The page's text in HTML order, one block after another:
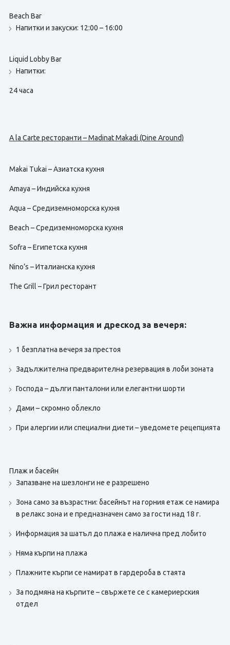
Beach Bar
Напитки и закуски: 12:00 – 16:00
Liquid Lobby Bar
Напитки:
24 часа
А la Carte ресторанти – Madinat Makadi (Dine Around)
Makai Tukai – Азиатска кухня
Amaya – Индийска кухня
Aqua – Средиземноморска кухня
Beach – Средиземноморска кухня
Sofra – Египетска кухня
Nino’s – Италианска кухня
The Grill – Грил ресторант
Важна информация и дрескод за вечеря:
1 безплатна вечеря за престоя
Задължителна предварителна резервация в лоби зоната
Господа – дълги панталони или елегантни шорти
Дами – скромно облекло
При алергии или специални диети – уведомете рецепцията
Плаж и басейн
Запазване на шезлонги не е разрешено
Зона само за възрастни: басейнът на горния етаж се намира
в релакс зона и е предназначен само за гости над 18 г.
Информация за шатъл до плажа е налична пред лобито
Няма кърпи на плажа
Плажните кърпи се намират в гардероба в стаята
За подмяна на кърпите – свържете се с камериерския
отдел